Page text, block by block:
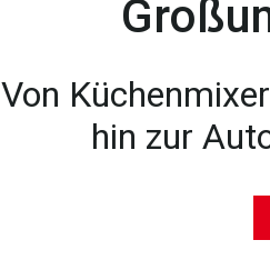
Von
hin zur